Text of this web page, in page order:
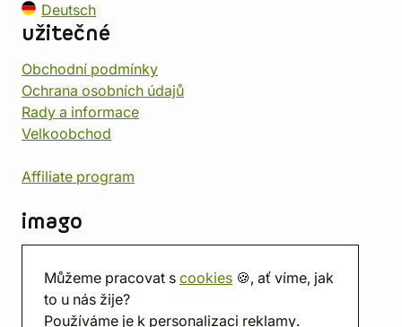
Můžeme pracovat s cookies 🍪, ať víme, jak
to u nás žije?
Používáme je k personalizaci reklamy.
Deutsch
užitečné
Obchodní podmínky
Ochrana osobních údajů
Rady a informace
Velkoobchod
Affiliate program
imago
Prodejna
Herna
O nás